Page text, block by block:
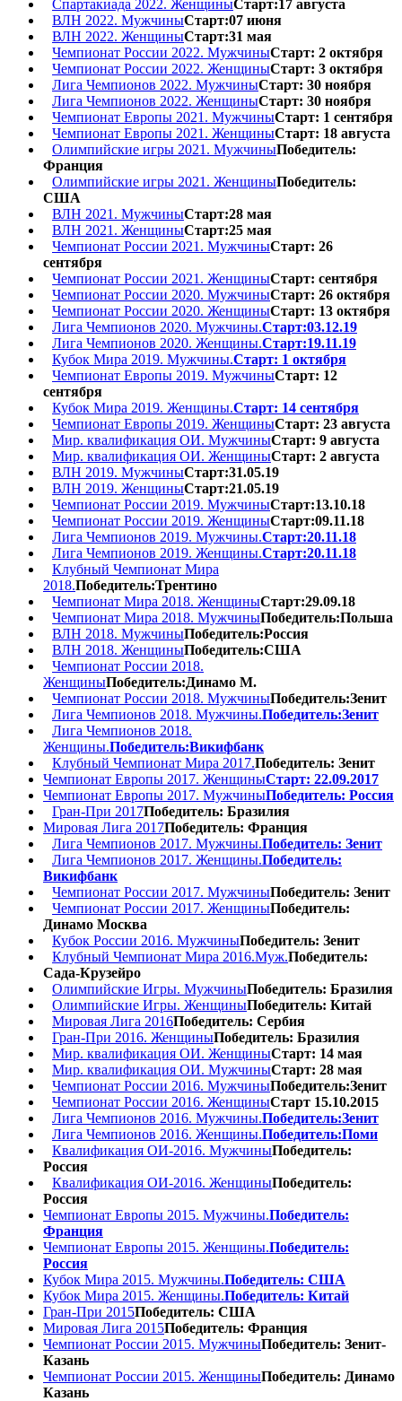
Спартакиада 2022. ЖенщиныСтарт:17 августа
ВЛН 2022. МужчиныСтарт:07 июня
ВЛН 2022. ЖенщиныСтарт:31 мая
Чемпионат России 2022. МужчиныСтарт: 2 октября
Чемпионат России 2022. ЖенщиныСтарт: 3 октября
Лига Чемпионов 2022. МужчиныСтарт: 30 ноября
Лига Чемпионов 2022. ЖенщиныСтарт: 30 ноября
Чемпионат Европы 2021. МужчиныСтарт: 1 сентября
Чемпионат Европы 2021. ЖенщиныСтарт: 18 августа
Олимпийские игры 2021. МужчиныПобедитель:
Франция
Олимпийские игры 2021. ЖенщиныПобедитель:
США
ВЛН 2021. МужчиныСтарт:28 мая
ВЛН 2021. ЖенщиныСтарт:25 мая
Чемпионат России 2021. МужчиныСтарт: 26
сентября
Чемпионат России 2021. ЖенщиныСтарт: сентября
Чемпионат России 2020. МужчиныСтарт: 26 октября
Чемпионат России 2020. ЖенщиныСтарт: 13 октября
Лига Чемпионов 2020. Мужчины.Старт:03.12.19
Лига Чемпионов 2020. Женщины.Старт:19.11.19
Кубок Мира 2019. Мужчины.Старт: 1 октября
Чемпионат Европы 2019. МужчиныСтарт: 12
сентября
Кубок Мира 2019. Женщины.Старт: 14 сентября
Чемпионат Европы 2019. ЖенщиныСтарт: 23 августа
Мир. квалификация ОИ. МужчиныСтарт: 9 августа
Мир. квалификация ОИ. ЖенщиныСтарт: 2 августа
ВЛН 2019. МужчиныСтарт:31.05.19
ВЛН 2019. ЖенщиныСтарт:21.05.19
Чемпионат России 2019. МужчиныСтарт:13.10.18
Чемпионат России 2019. ЖенщиныСтарт:09.11.18
Лига Чемпионов 2019. Мужчины.Старт:20.11.18
Лига Чемпионов 2019. Женщины.Старт:20.11.18
Клубный Чемпионат Мира
2018.Победитель:Трентино
Чемпионат Мира 2018. ЖенщиныСтарт:29.09.18
Чемпионат Мира 2018. МужчиныПобедитель:Польша
ВЛН 2018. МужчиныПобедитель:Россия
ВЛН 2018. ЖенщиныПобедитель:США
Чемпионат России 2018.
ЖенщиныПобедитель:Динамо М.
Чемпионат России 2018. МужчиныПобедитель:Зенит
Лига Чемпионов 2018. Мужчины.Победитель:Зенит
Лига Чемпионов 2018.
Женщины.Победитель:Викифбанк
Клубный Чемпионат Мира 2017.Победитель: Зенит
Чемпионат Европы 2017. ЖенщиныСтарт: 22.09.2017
Чемпионат Европы 2017. МужчиныПобедитель: Россия
Гран-При 2017Победитель: Бразилия
Мировая Лига 2017Победитель: Франция
Лига Чемпионов 2017. Мужчины.Победитель: Зенит
Лига Чемпионов 2017. Женщины.Победитель:
Викифбанк
Чемпионат России 2017. МужчиныПобедитель: Зенит
Чемпионат России 2017. ЖенщиныПобедитель:
Динамо Москва
Кубок России 2016. МужчиныПобедитель: Зенит
Клубный Чемпионат Мира 2016.Муж.Победитель:
Сада-Крузейро
Олимпийские Игры. МужчиныПобедитель: Бразилия
Олимпийские Игры. ЖенщиныПобедитель: Китай
Мировая Лига 2016Победитель: Сербия
Гран-При 2016. ЖенщиныПобедитель: Бразилия
Мир. квалификация ОИ. ЖенщиныСтарт: 14 мая
Мир. квалификация ОИ. МужчиныСтарт: 28 мая
Чемпионат России 2016. МужчиныПобедитель:Зенит
Чемпионат России 2016. ЖенщиныСтарт 15.10.2015
Лига Чемпионов 2016. Мужчины.Победитель:Зенит
Лига Чемпионов 2016. Женщины.Победитель:Поми
Квалификация ОИ-2016. МужчиныПобедитель:
Россия
Квалификация ОИ-2016. ЖенщиныПобедитель:
Россия
Чемпионат Европы 2015. Мужчины.Победитель:
Франция
Чемпионат Европы 2015. Женщины.Победитель:
Россия
Кубок Мира 2015. Мужчины.Победитель: США
Кубок Мира 2015. Женщины.Победитель: Китай
Гран-При 2015Победитель: США
Мировая Лига 2015Победитель: Франция
Чемпионат России 2015. МужчиныПобедитель: Зенит-
Казань
Чемпионат России 2015. ЖенщиныПобедитель: Динамо
Казань